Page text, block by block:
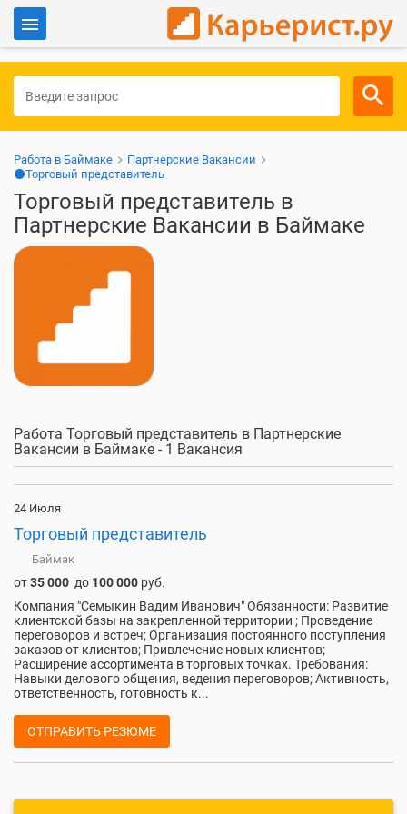
Для работодателей
Работа в Баймаке
Партнерские Вакансии
⚫Торговый представитель
Торговый представитель в
Партнерские Вакансии в Баймаке
Работа Торговый представитель в Партнерские
Вакансии в Баймаке - 1 Вакансия
24 Июля
Торговый представитель
Баймак
от35 000 до 100 000 руб.
Компания "Семыкин Вадим Иванович" Обязанности: Развитие
клиентской базы на закрепленной территории ; Проведение
переговоров и встреч; Организация постоянного поступления
заказов от клиентов; Привлечение новых клиентов;
Расширение ассортимента в торговых точках. Требования:
Навыки делового общения, ведения переговоров; Активность,
ответственность, готовность к...
ОТПРАВИТЬ РЕЗЮМЕ